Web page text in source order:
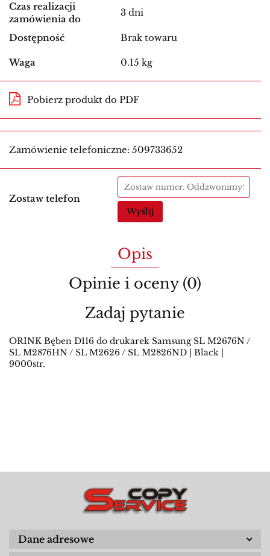
Czas realizacji
zamówienia do
3 dni
Dostępność Brak towaru
Waga 0.15 kg
Pobierz produkt do PDF
Zamówienie telefoniczne: 509733652
Zostaw telefon
Wyślij
Opis
Opinie i oceny (0)
Zadaj pytanie
ORINK Bęben D116 do drukarek Samsung SL M2676N /
SL M2876HN / SL M2626 / SL M2826ND | Black |
9000str.
Dane adresowe